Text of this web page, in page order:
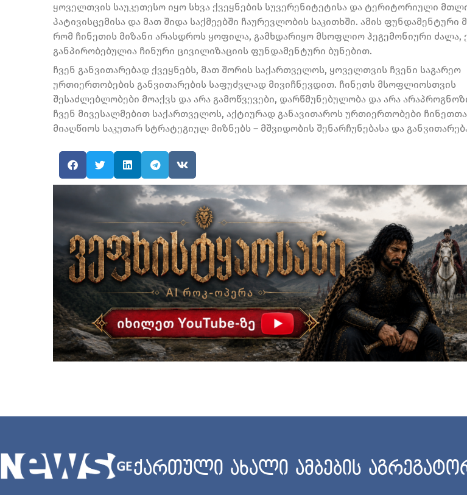
ყოველთვის საუკეთესო იყო სხვა ქვეყნების სუვერენიტეტისა და ტერიტორიული
პატივისცემისა და მათ შიდა საქმეებში ჩაურევლობის საკითხში. ამის ფუნდამენტური
რომ ჩინეთის მიზანი არასდროს ყოფილა, გამხდარიყო მსოფლიო ჰეგემონიური ძალა,
განპირობებულია ჩინური ცივილიზაციის ფუნდამენტური ბუნებით.
ჩვენ განვითარებად ქვეყნებს, მათ შორის საქართველოს, ყოველთვის ჩვენი საგარეო
ურთიერთობების განვითარების საფუძვლად მივიჩნევდით. ჩინეთს მსოფლიოსთვის
შესაძლებლობები მოაქვს და არა გამოწვევები, დარწმუნებულობა და არა
ჩვენ მივესალმებით საქართველოს, აქტიურად განავითაროს ურთიერთობები
მიაღწიოს საკუთარ სტრატეგიულ მიზნებს – მშვიდობის შენარჩუნებასა და
ქართული ახალი ამბების